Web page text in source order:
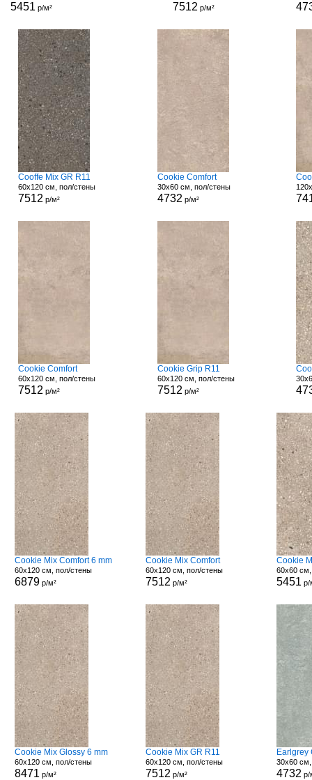
5451 р/м² 7512 р/м²
Cooffe Mix GR R11
60x120 см, пол/стены
7512 р/м²
Cookie Comfort
30x60 см, пол/стены
4732 р/м²
Cookie Comfort
60x120 см, пол/стены
7512 р/м²
Cookie Grip R11
60x120 см, пол/стены
7512 р/м²
Cookie Mix Comfort 6 mm
60x120 см, пол/стены
6879р/м²
Cookie Mix Comfort
60x120 см, пол/стены
7512 р/м²
Cookie
60x60
5451 р/
Cookie Mix Glossy 6 mm
60x120 см, пол/стены
8471 р/м²
Cookie Mix GR R11
60x120 см, пол/стены
7512 р/м²
Earlgrey
30x60
4732 р/